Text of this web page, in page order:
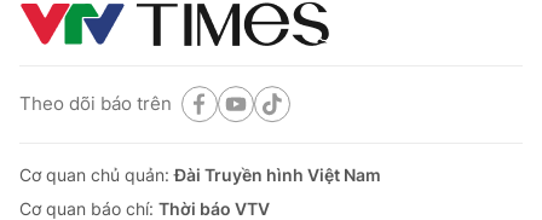
Theo dõi báo trên
Cơ quan chủ quản:Đài Truyền hình Việt Nam
Cơ quan báo chí: Thời báo VTV